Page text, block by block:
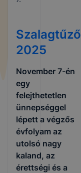
Szalagtűző
2025
November 7-én
egy
felejthetetlen
ünnepséggel
lépett a végzős
évfolyam az
utolsó nagy
kaland, az
érettségi és a